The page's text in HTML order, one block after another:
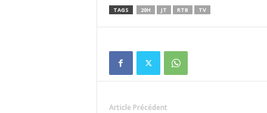
TAGS 20H JT RTB TV
Article Précédent